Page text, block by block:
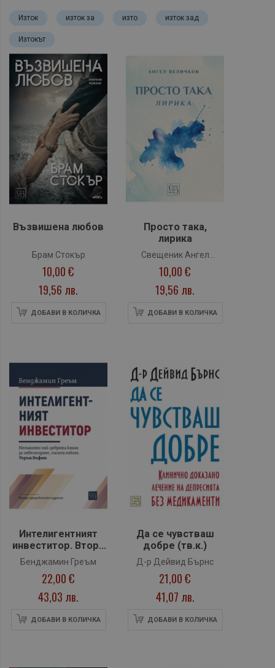
Изток изток за изто изток зад
Изтокът
Възвишена любов
Брам Стокър
10,00 €
19,56 лв.
ДОБАВИ В КОЛИЧКА
Просто така,
лирика
Свещеник Ангел
Величков
10,00 €
19,56 лв.
ДОБАВИ В КОЛИЧКА
Интелигентният
инвеститор. Второ
преработено
издание
Бенджамин Греъм
22,00 €
43,03 лв.
ДОБАВИ В КОЛИЧКА
Да се чувстваш
добре (тв.к.)
Д-р Дейвид Бърнс
21,00 €
41,07 лв.
ДОБАВИ В КОЛИЧКА